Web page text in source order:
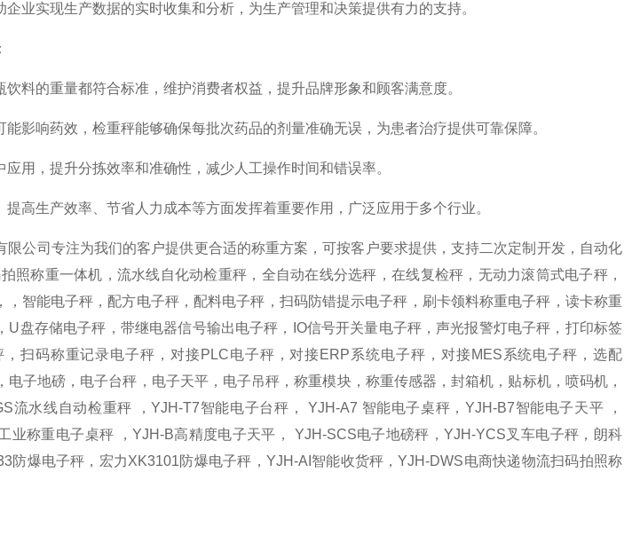
业实现生产数据的实时收集和分析，为生产管理和决策提供有力的支持‌。
料的重量都符合标准，维护消费者权益，提升品牌形象和顾客满意度‌。
影响药效，检重秤能够确保每批次药品的剂量准确无误，为患者治疗提供可靠保障‌。
用，提升分拣效率和准确性，减少人工操作时间和错误率‌。
高生产效率、节省人力成本等方面发挥着重要作用，广泛应用于多个行业。
限公司专注为我们的客户提供更合适的称重方案，可按客户要求提供，支持二次定制开发，自动化
照称重一体机，流水线自化动检重秤，全自动在线分选秤，在线复检秤，无动力滚筒式电子秤，
智能电子秤，配方电子秤，配料电子秤，扫码防错提示电子秤，刷卡领料称重电子秤，读卡称重
U盘存储电子秤，带继电器信号输出电子秤，IO信号开关量电子秤，声光报警灯电子秤，打印标签
扫码称重记录电子秤，对接PLC电子秤，对接ERP系统电子秤，对接MES系统电子秤，选配
电子地磅，电子台秤，电子天平，电子吊秤，称重模块，称重传感器，封箱机，贴标机，喷码机，
流水线自动检重秤 ，YJH-T7智能电子台秤， YJH-A7 智能电子桌秤，YJH-B7智能电子天平 ，
业称重电子桌秤 ，YJH-B高精度电子天平， YJH-SCS电子地磅秤，YJH-YCS叉车电子秤，朗科
防爆电子秤，宏力XK3101防爆电子秤，YJH-AI智能收货秤，YJH-DWS电商快递物流扫码拍照称